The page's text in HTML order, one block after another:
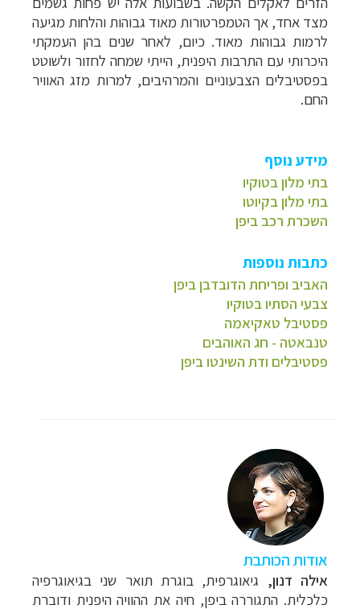
מצד אחד, אך הטמפרטורות מאוד גבוהות והלחות מגיעה
לרמות גבוהות מאוד. כיום, לאחר שנים בהן העמקתי
היכרותי עם התרבות היפנית, הייתי שמחה לחזור ולשוטט
בפסטיבלים הצבעוניים והמרהיבים, למרות מזג האוויר
החם.
מידע נוסף
בתי מלון בטוקיו
בתי מלון בקיוטו
השכרת רכב ביפן
כתבות נוספות
האביב ופריחת הדובדבן ביפן
צבעי הסתיו בטוקיו
פסטיבל טאקיאמה
טנבאטה - חג האוהבים
פסטיבלים ודת השינטו ביפן
אודות הכותבת
אילה דנון, גיאוגרפית, בוגרת תואר שני בגיאוגרפיה
כלכלית. התגוררה ביפן, חיה את ההוויה היפנית ודוברת